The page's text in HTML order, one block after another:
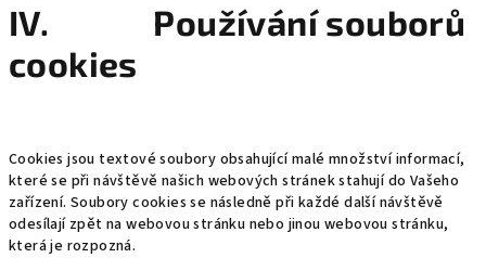
IV. Používání souborů
cookies
Cookies jsou textové soubory obsahující malé množství informací,
které se při návštěvě našich webových stránek stahují do Vašeho
zařízení. Soubory cookies se následně při každé další návštěvě
odesílají zpět na webovou stránku nebo jinou webovou stránku,
která je rozpozná.